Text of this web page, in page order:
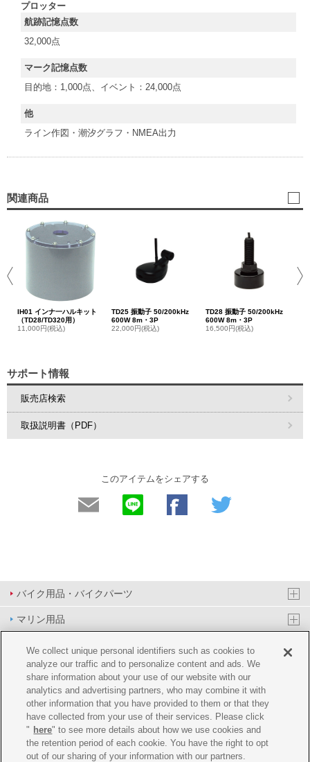
プロッター
航跡記憶点数
32,000点
マーク記憶点数
目的地：1,000点、イベント：24,000点
他
ライン作図・潮汐グラフ・NMEA出力
関連商品
IH01 インナ一ハルキット
（TD28/TD320用）
11,000円(税込)
TD25 振動子 50/200kHz
600W 8m・3P
22,000円(税込)
TD28 振動子 50/200kHz
600W 8m・3P
16,500円(税込)
サポート情報
販売店検索
取扱説明書（PDF）
このアイテムをシェアする
バイク用品・バイクパーツ
マリン用品
PAS/YPJ用品
その他用品
イベント&エンターテイメント
オンラインショップ
企業情報
We collect unique personal identifiers such as cookies to
analyze our traffic and to personalize content and ads. We
share information about your use of our website with our
analytics and advertising partners, who may combine it with
other information that you have provided to them or that they
have collected from your use of their services. Please click
" here" to see more details about how we use cookies and
the retention period of each cookie. You have the right to opt
out of our sharing of your information with our partners.